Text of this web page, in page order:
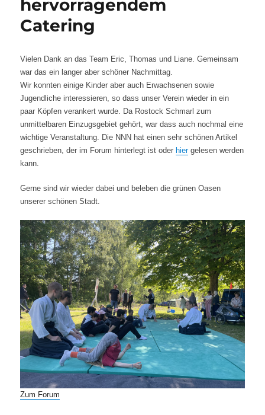
hervorragendem
Catering
Vielen Dank an das Team Eric, Thomas und Liane. Gemeinsam
war das ein langer aber schöner Nachmittag.
Wir konnten einige Kinder aber auch Erwachsenen sowie
Jugendliche interessieren, so dass unser Verein wieder in ein
paar Köpfen verankert wurde. Da Rostock Schmarl zum
unmittelbaren Einzugsgebiet gehört, war dass auch nochmal eine
wichtige Veranstaltung. Die NNN hat einen sehr schönen Artikel
geschrieben, der im Forum hinterlegt ist oder hiergelesen werden
kann.
Gerne sind wir wieder dabei und beleben die grünen Oasen
unserer schönen Stadt.
Zum Forum